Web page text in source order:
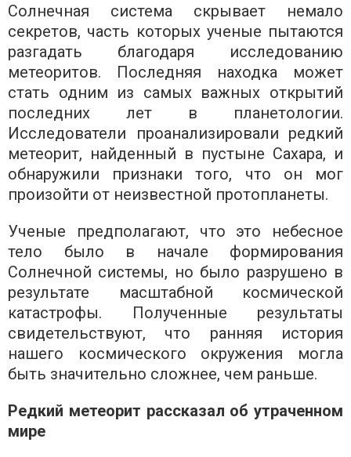
Солнечная система скрывает немало
секретов, часть которых ученые пытаются
разгадать благодаря исследованию
метеоритов. Последняя находка может
стать одним из самых важных открытий
последних лет в планетологии.
Исследователи проанализировали редкий
метеорит, найденный в пустыне Сахара, и
обнаружили признаки того, что он мог
произойти от неизвестной протопланеты.
Ученые предполагают, что это небесное
тело было в начале формирования
Солнечной системы, но было разрушено в
результате масштабной космической
катастрофы. Полученные результаты
свидетельствуют, что ранняя история
нашего космического окружения могла
быть значительно сложнее, чем раньше.
Редкий метеорит рассказал об утраченном
мире